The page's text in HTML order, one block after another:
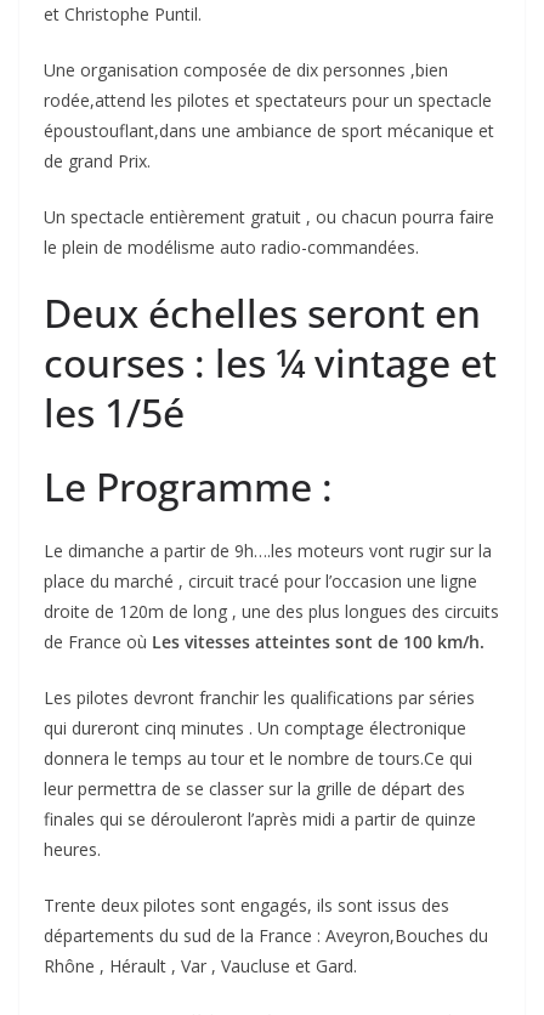
et Christophe Puntil.
Une organisation composée de dix personnes ,bien
rodée,attend les pilotes et spectateurs pour un spectacle
époustouflant,dans une ambiance de sport mécanique et
de grand Prix.
Un spectacle entièrement gratuit , ou chacun pourra faire
le plein de modélisme auto radio-commandées.
Deux échelles seront en
courses : les ¼ vintage et
les 1/5é
Le Programme :
Le dimanche a partir de 9h….les moteurs vont rugir sur la
place du marché , circuit tracé pour l’occasion une ligne
droite de 120m de long , une des plus longues des circuits
de France où Les vitesses atteintes sont de 100 km/h.
Les pilotes devront franchir les qualifications par séries
qui dureront cinq minutes . Un comptage électronique
donnera le temps au tour et le nombre de tours.Ce qui
leur permettra de se classer sur la grille de départ des
finales qui se dérouleront l’après midi a partir de quinze
heures.
Trente deux pilotes sont engagés, ils sont issus des
départements du sud de la France : Aveyron,Bouches du
Rhône , Hérault , Var , Vaucluse et Gard.